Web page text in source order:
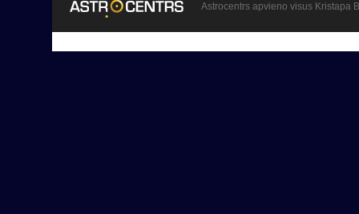
Astrocentrs apvieno visus Kristapa